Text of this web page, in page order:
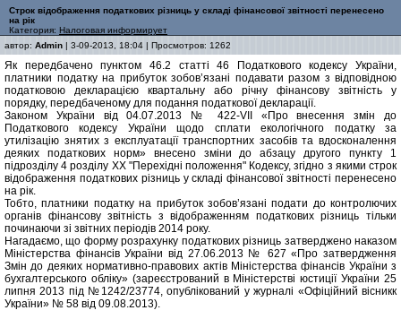
Строк відображення податкових різниць у складі фінансової звітності перенесено
на рік
Категория: Налоговая информирует
автор: Admin | 3-09-2013, 18:04 | Просмотров: 1262
Як передбачено пунктом 46.2 статті 46 Податкового кодексу України,
платники податку на прибуток зобов’язані подавати разом з відповідною
податковою декларацією квартальну або річну фінансову звітність у
порядку, передбаченому для подання податкової декларації.
Законом України від 04.07.2013 № 422-VII «Про внесення змін до
Податкового кодексу України щодо сплати екологічного податку за
утилізацію знятих з експлуатації транспортних засобів та вдосконалення
деяких податкових норм» внесено зміни до абзацу другого пункту 1
підрозділу 4 розділу XX "Перехідні положення" Кодексу, згідно з якими строк
відображення податкових різниць у складі фінансової звітності перенесено
на рік.
Тобто, платники податку на прибуток зобов’язані подати до контролючих
органів фінансову звітність з відображенням податкових різниць тільки
починаючи зі звітних періодів 2014 року.
Нагадаємо, що форму розрахунку податкових різниць затверджено наказом
Міністерства фінансів України від 27.06.2013 № 627 «Про затвердження
Змін до деяких нормативно-правових актів Міністерства фінансів України з
бухгалтерського обліку» (зареєстрований в Міністерстві юстиції України 25
липня 2013 під №1242/23774, опублікований у журналі «Офіційний вісникк
України» № 58 від 09.08.2013).